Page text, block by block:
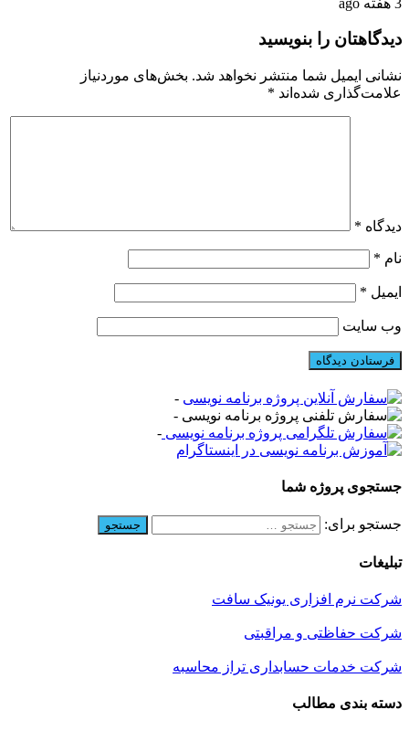
3 هفته ago
دیدگاهتان را بنویسید
نشانی ایمیل شما منتشر نخواهد شد. بخش‌های موردنیاز
علامت‌گذاری شده‌اند *
دیدگاه *
نام *
ایمیل *
وب‌ سایت
-
-
-
جستجوی پروژه شما
جستجو برای:
تبلیغات
شرکت نرم افزاری یونیک سافت
شرکت حفاظتی و مراقبتی
شرکت خدمات حسابداری تراز محاسبه
دسته بندی مطالب